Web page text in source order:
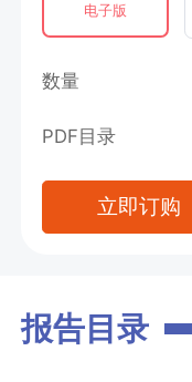
电子版
数量
PDF目录
立即订购
报告目录